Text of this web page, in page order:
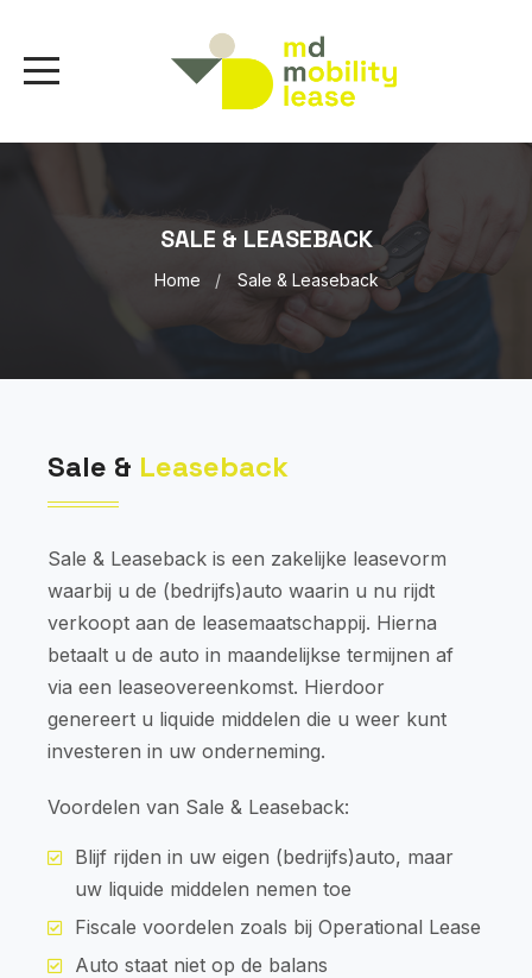
SALE & LEASEBACK
Home Sale & Leaseback
Sale & Leaseback
Sale & Leaseback is een zakelijke leasevorm
waarbij u de (bedrijfs)auto waarin u nu rijdt
verkoopt aan de leasemaatschappij. Hierna
betaalt u de auto in maandelijkse termijnen af
via een leaseovereenkomst. Hierdoor
genereert u liquide middelen die u weer kunt
investeren in uw onderneming.
Voordelen van Sale & Leaseback:
Blijf rijden in uw eigen (bedrijfs)auto, maar
uw liquide middelen nemen toe
Fiscale voordelen zoals bij Operational Lease
Auto staat niet op de balans